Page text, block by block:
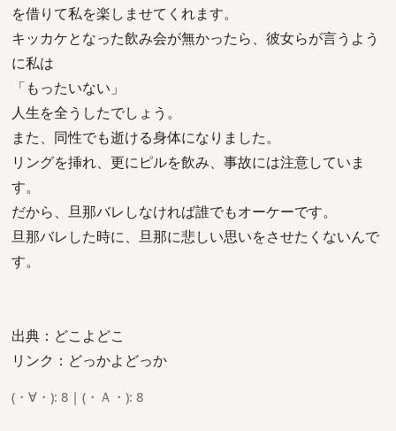
を借りて私を楽しませてくれます。
キッカケとなった飲み会が無かったら、彼女らが言うよう
に私は
「もったいない」
人生を全うしたでしょう。
また、同性でも逝ける身体になりました。
リングを挿れ、更にピルを飲み、事故には注意していま
す。
だから、旦那バレしなければ誰でもオーケーです。
旦那バレした時に、旦那に悲しい思いをさせたくないんで
す。
出典：どこよどこ
リンク：どっかよどっか
(・∀・): 8 | (・Ａ・): 8